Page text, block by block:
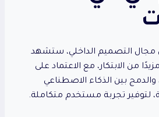
مجال التصميم الداخلي، ستشهد
من الابتكار، مع الاعتماد على
والدمج بين الذكاء الاصطناعي
لتوفير تجربة مستخدم متكاملة.